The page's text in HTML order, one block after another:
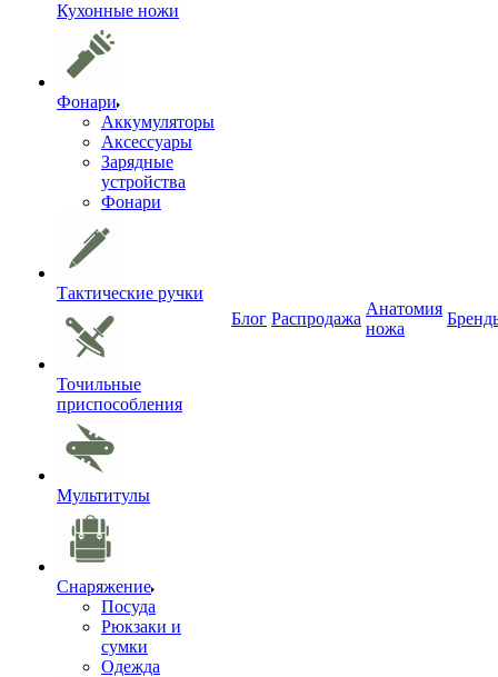
Кухонные ножи
Фонари
Аккумуляторы
Аксессуары
Зарядные
устройства
Фонари
Тактические ручки
Точильные
приспособления
Мультитулы
Снаряжение
Посуда
Рюкзаки и
сумки
Одежда
Блог Распродажа
Анатомия
ножа